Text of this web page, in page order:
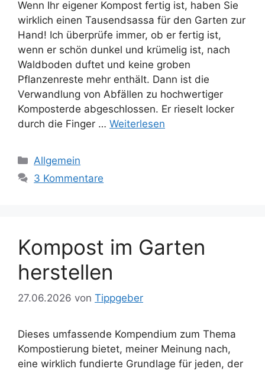
Wenn Ihr eigener Kompost fertig ist, haben Sie
wirklich einen Tausendsassa für den Garten zur
Hand! Ich überprüfe immer, ob er fertig ist,
wenn er schön dunkel und krümelig ist, nach
Waldboden duftet und keine groben
Pflanzenreste mehr enthält. Dann ist die
Verwandlung von Abfällen zu hochwertiger
Komposterde abgeschlossen. Er rieselt locker
durch die Finger … Weiterlesen
Kategorien
Allgemein
3 Kommentare
Kompost im Garten
herstellen
27.06.2026 von Tippgeber
Dieses umfassende Kompendium zum Thema
Kompostierung bietet, meiner Meinung nach,
eine wirklich fundierte Grundlage für jeden, der